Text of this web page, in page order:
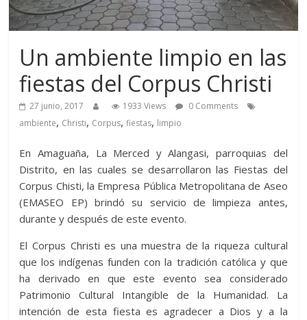
Un ambiente limpio en las
fiestas del Corpus Christi
27 junio, 2017 1933 Views
0 Comments
ambiente, Christi, Corpus,fiestas, limpio
En Amaguaña, La Merced y Alangasi, parroquias del
Distrito, en las cuales se desarrollaron las Fiestas del
Corpus Chisti, la Empresa Pública Metropolitana de Aseo
(EMASEO EP) brindó su servicio de limpieza antes,
durante y después de este evento.
El Corpus Christi es una muestra de la riqueza cultural
que los indígenas funden con la tradición católica y que
ha derivado en que este evento sea considerado
Patrimonio Cultural Intangible de la Humanidad. La
intención de esta fiesta es agradecer a Dios y a la